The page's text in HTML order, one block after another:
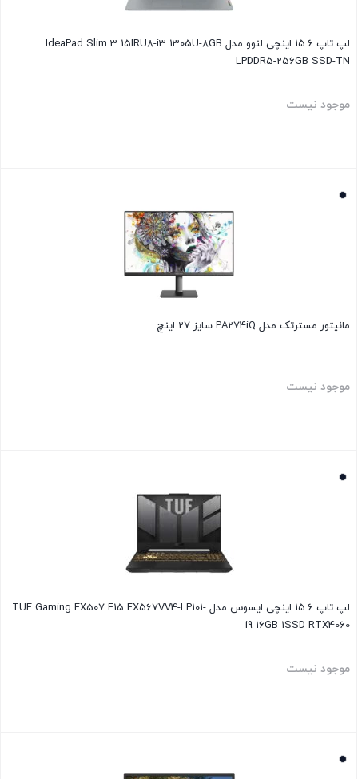
لپ تاپ 15.6 اینچی لنوو مدل IdeaPad Slim 3 15IRU8-i3 1305U-8GB
LPDDR5-256GB SSD-TN
موجود نیست
مانیتور مسترتک مدل PA274iQ سایز 27 اینچ
موجود نیست
لپ تاپ 15.6 اینچی ایسوس مدل TUF Gaming FX507 F15 FX567VV4-LP101-
i9 16GB 1SSD RTX4060
موجود نیست